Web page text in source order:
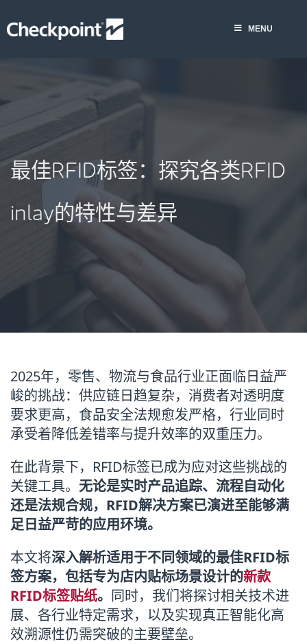
to
MENU
最佳RFID标签：探究各类RFID
inlay的特性与差异
2025年，零售、物流与食品行业正面临日益严
峻的挑战：供应链日趋复杂，消费者对透明度
要求更高，食品安全法规愈发严格，行业同时
承受着降低差错率与提升效率的双重压力。
在此背景下，RFID标签已成为应对这些挑战的
关键工具。 无论是实时产品追踪、流程自动化
还是法规合规，RFID解决方案已演进至能够满
足日益严苛的应用环境。
本文将深入解析适用于不同领域的最佳RFID标
签方案，包括专为店内贴标场景设计的新款
RFID标签贴纸。 同时，我们将探讨相关技术进
展、各行业特定需求，以及实现真正智能化高
效溯源性仍需突破的主要壁垒。